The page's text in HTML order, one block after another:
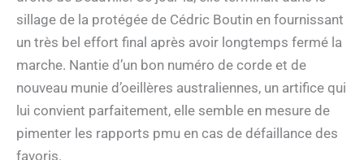
sillage de la protégée de Cédric Boutin en fournissant
un très bel effort final après avoir longtemps fermé la
marche. Nantie d’un bon numéro de corde et de
nouveau munie d’oeillères australiennes, un artifice qui
lui convient parfaitement, elle semble en mesure de
pimenter les rapports pmu en cas de défaillance des
favoris.